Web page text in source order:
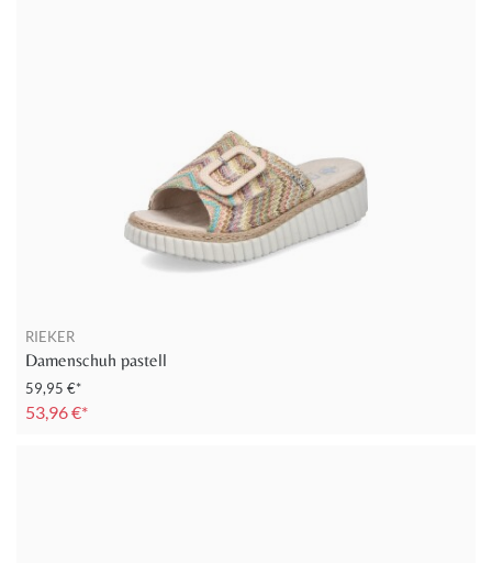
RIEKER
Damenschuh pastell
59,95 €*
53,96 €*